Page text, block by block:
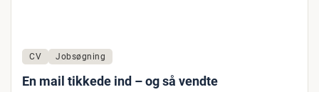
CV Jobsøgning
En mail tikkede ind – og så vendte